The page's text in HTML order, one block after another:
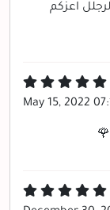
اعزكم
May 15, 2022